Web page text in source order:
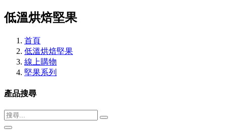
低溫烘焙堅果
首頁
低溫烘焙堅果
線上購物
堅果系列
產品搜尋